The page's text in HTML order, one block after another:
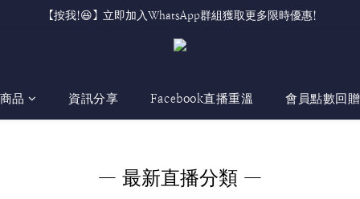
【按我!😆】立即加入WhatsApp群組獲取更多限時優惠!
品 資訊分享 Facebook直播重溫 會員點數回
— 最新直播分類 —